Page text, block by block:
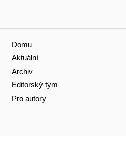
Domu
Aktuální
Archiv
Editorský tým
Pro autory